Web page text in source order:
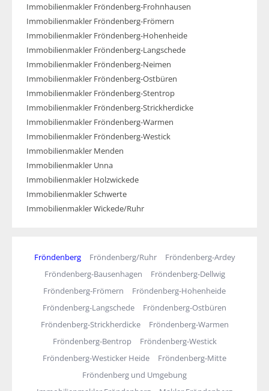
Immobilienmakler Fröndenberg-Frohnhausen
Immobilienmakler Fröndenberg-Frömern
Immobilienmakler Fröndenberg-Hohenheide
Immobilienmakler Fröndenberg-Langschede
Immobilienmakler Fröndenberg-Neimen
Immobilienmakler Fröndenberg-Ostbüren
Immobilienmakler Fröndenberg-Stentrop
Immobilienmakler Fröndenberg-Strickherdicke
Immobilienmakler Fröndenberg-Warmen
Immobilienmakler Fröndenberg-Westick
Immobilienmakler Menden
Immobilienmakler Unna
Immobilienmakler Holzwickede
Immobilienmakler Schwerte
Immobilienmakler Wickede/Ruhr
Fröndenberg Fröndenberg/Ruhr
Fröndenberg-Ardey
Fröndenberg-Bausenhagen
Fröndenberg-Dellwig
Fröndenberg-Frömern
Fröndenberg-Hohenheide
Fröndenberg-Langschede
Fröndenberg-Ostbüren
Fröndenberg-Strickherdicke
Fröndenberg-Warmen
Fröndenberg-Bentrop
Fröndenberg-Westick
Fröndenberg-Westicker Heide
Fröndenberg-Mitte
Fröndenberg und Umgebung